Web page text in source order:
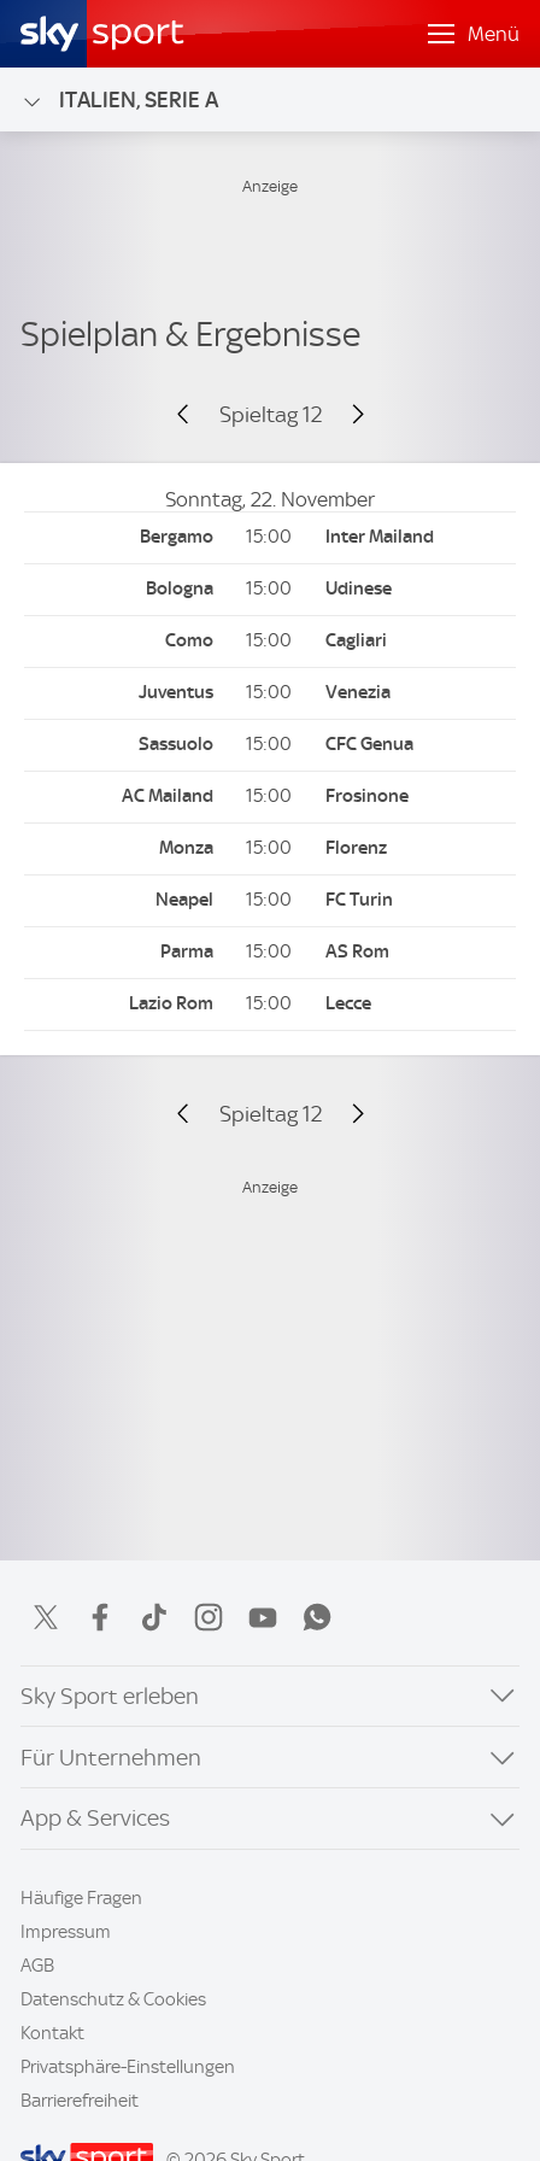
Menü
ITALIEN, SERIE A
Spieltag 12
Sonntag, 22. November
15:00
15:00
15:00
15:00
15:00
15:00
15:00
15:00
15:00
15:00
Spieltag 12
Sky Sport erleben
Für Unternehmen
App & Services
Häufige Fragen
Impressum
AGB
Datenschutz & Cookies
Kontakt
Privatsphäre-Einstellungen
Barrierefreiheit